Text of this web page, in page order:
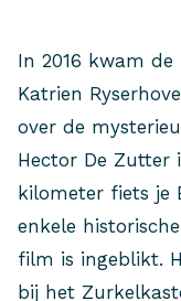
In 2016 kwam de
Katrien
over de
Hector De Zutter
kilometer fiets je
enkele
film is ingeblikt.
bij het